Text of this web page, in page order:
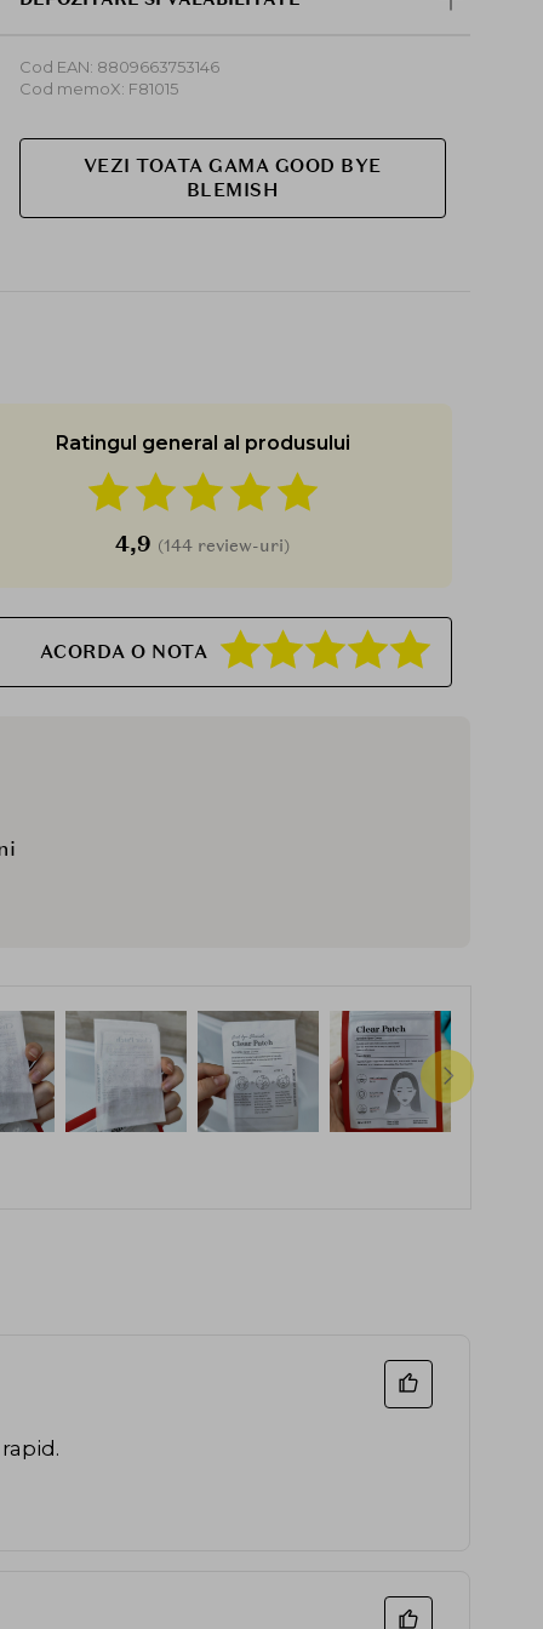
Cod EAN: 8809663753146
Cod memoX: F81015
VEZI TOATA GAMA GOOD BYE
BLEMISH
Ratingul general al produsului
4,9 (144 review-uri)
ACORDA O NOTA